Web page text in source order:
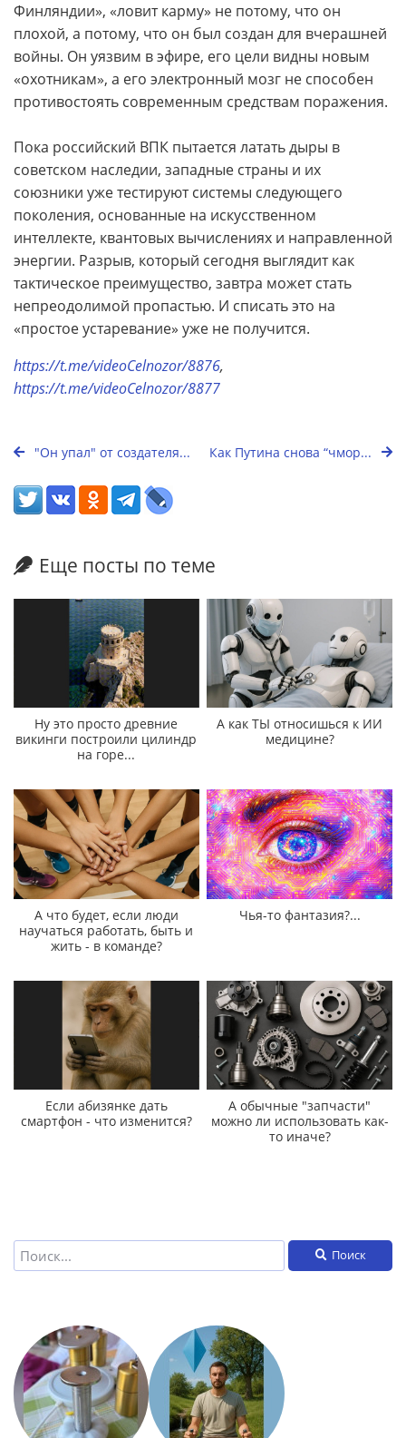
Финляндии», «ловит карму» не потому, что он
плохой, а потому, что он был создан для вчерашней
войны. Он уязвим в эфире, его цели видны новым
«охотникам», а его электронный мозг не способен
противостоять современным средствам поражения.
Пока российский ВПК пытается латать дыры в
советском наследии, западные страны и их
союзники уже тестируют системы следующего
поколения, основанные на искусственном
интеллекте, квантовых вычислениях и направленной
энергии. Разрыв, который сегодня выглядит как
тактическое преимущество, завтра может стать
непреодолимой пропастью. И списать это на
«простое устаревание» уже не получится.
https://t.me/videoCelnozor/8876,
https://t.me/videoCelnozor/8877
"Он упал" от создателя... Как Путина снова “чмор...
Еще посты по теме
Ну это просто древние
викинги построили цилиндр
на горе...
А как ТЫ относишься к ИИ
медицине?
А что будет, если люди
научаться работать, быть и
жить - в команде?
Чья-то фантазия?...
Если абизянке дать
смартфон - что изменится?
А обычные "запчасти"
можно ли использовать как-
то иначе?
Поиск